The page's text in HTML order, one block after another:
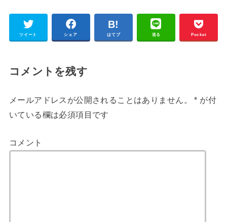
ツイート シェア はてブ 送る Pocket
コメントを残す
メールアドレスが公開されることはありません。 * が付
いている欄は必須項目です
コメント